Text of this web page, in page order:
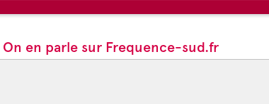
On en parle sur Frequence-sud.fr